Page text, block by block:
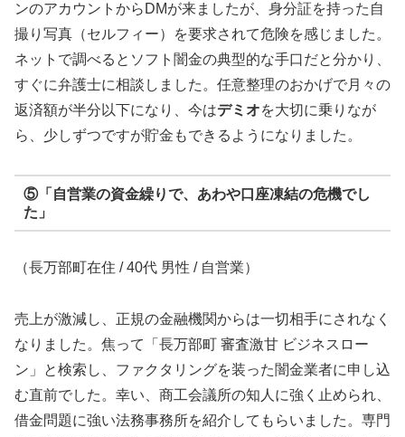
ンのアカウントからDMが来ましたが、身分証を持った自
撮り写真（セルフィー）を要求されて危険を感じました。
ネットで調べるとソフト闇金の典型的な手口だと分かり、
すぐに弁護士に相談しました。任意整理のおかげで月々の
返済額が半分以下になり、今はデミオを大切に乗りなが
ら、少しずつですが貯金もできるようになりました。
⑤「自営業の資金繰りで、あわや口座凍結の危機でし
た」
（長万部町在住 / 40代 男性 / 自営業）
売上が激減し、正規の金融機関からは一切相手にされなく
なりました。焦って「長万部町 審査激甘 ビジネスロー
ン」と検索し、ファクタリングを装った闇金業者に申し込
む直前でした。幸い、商工会議所の知人に強く止められ、
借金問題に強い法務事務所を紹介してもらいました。専門